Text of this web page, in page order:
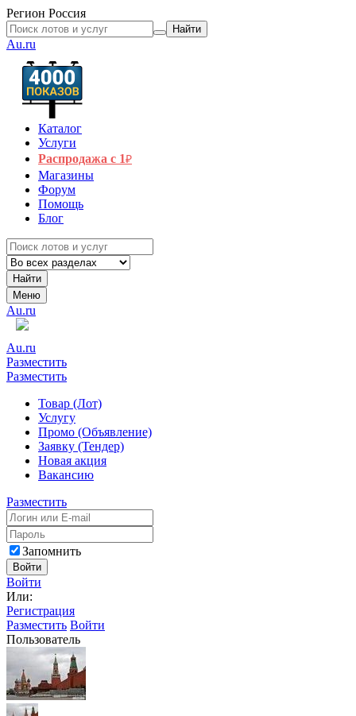
Регион Россия
Найти
Au.ru
Каталог
Услуги
Распродажа с 1₽
Магазины
Форум
Помощь
Блог
Найти
Меню
Au.ru
Au.ru
Разместить
Разместить
Товар (Лот)
Услугу
Промо (Объявление)
Заявку (Тендер)
Новая акция
Вакансию
Разместить
Запомнить
Войти
Войти
Или:
Регистрация
Разместить Войти
Пользователь